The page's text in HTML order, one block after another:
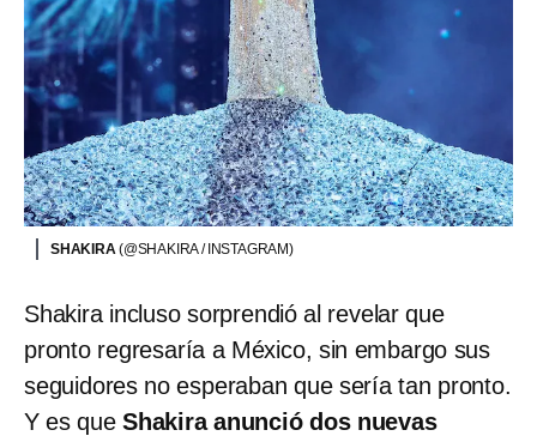
SHAKIRA(@SHAKIRA / INSTAGRAM)
Shakira incluso sorprendió al revelar que
pronto regresaría a México, sin embargo sus
seguidores no esperaban que sería tan pronto.
Y es que Shakira anunció dos nuevas